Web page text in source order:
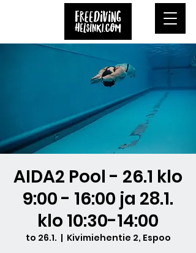
AIDA2 Pool - 26.1 klo
9:00 - 16:00 ja 28.1.
klo 10:30-14:00
to 26.1.
  |
Kivimiehentie 2, Espoo